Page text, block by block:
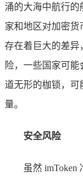
涌的大海中航行的
家和地区对加密货
存在着巨大的差异
险，一些国家可
道无形的枷锁，可
量。
安全风险
虽然